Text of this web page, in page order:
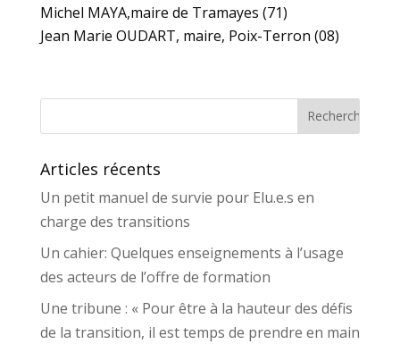
Michel MAYA,maire de Tramayes (71)
Jean Marie OUDART, maire, Poix-Terron (08)
Articles récents
Un petit manuel de survie pour Elu.e.s en
charge des transitions
Un cahier: Quelques enseignements à l’usage
des acteurs de l’offre de formation
Une tribune : « Pour être à la hauteur des défis
de la transition, il est temps de prendre en main